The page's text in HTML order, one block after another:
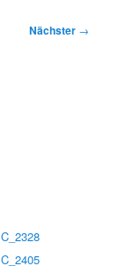
Nächster →